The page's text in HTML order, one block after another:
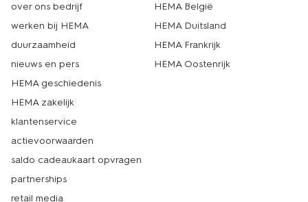
over ons bedrijf
werken bij HEMA
duurzaamheid
nieuws en pers
HEMA geschiedenis
HEMA zakelijk
klantenservice
actievoorwaarden
saldo cadeaukaart opvragen
partnerships
retail media
HEMA België
HEMA Duitsland
HEMA Frankrijk
HEMA Oostenrijk